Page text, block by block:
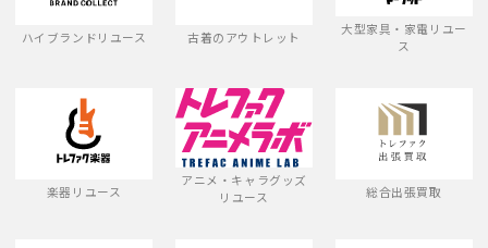
ハイブランドリユース 古着のアウトレット
大型家具・家電リユー
ス
楽器リユース
アニメ・キャラグッズ
リユース
総合出張買取